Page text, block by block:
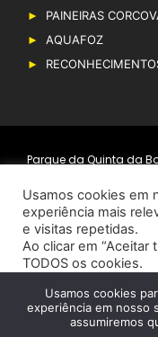
PAINEIRAS
AQUAFOZ
Parque da Quinta da
Copyright © 2019 –
Usamos cookies em
experiência mais
e visitas repetidas.
Ao clicar em “Aceitar
TODOS os cookies.
Condições de Uso .
Usamos cookies
experiência em nosso
assumiremos